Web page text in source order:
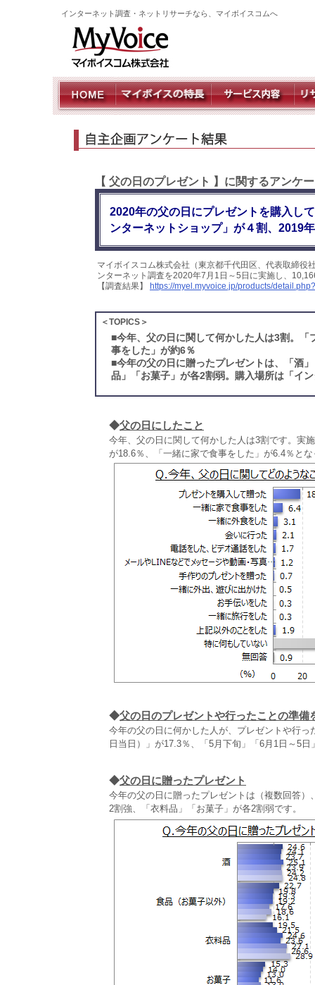
インターネット調査・ネットリサーチなら、マイボイスコムへ
【 父の日のプレゼント 】に関するアンケ
2020年の父の日にプレゼントを購入し
ンターネットショップ」が４割、2019
マイボイスコム株式会社（東京都千代田区、代表取締
ンターネット調査を2020年7月1日～5日に実施し、
【調査結果】
https://myel.myvoice.jp/products/
＜TOPICS＞
■今年、父の日に関して何かした人は3割。
事をした」が約6％
■今年の父の日に贈ったプレゼントは、「酒
品」「お菓子」が各2割弱。購入場所は「イ
◆父の日にしたこと
今年、父の日に関して何かした人は3割です。実
が18.6％、「一緒に家で食事をした」が6.4％と
◆父の日のプレゼントや行ったことの準備
今年の父の日に何かした人が、プレゼントや行
日当日）」が17.3％、「5月下旬」「6月1日～5
◆父の日に贈ったプレゼント
今年の父の日に贈ったプレゼントは（複数回答
2割強、「衣料品」「お菓子」が各2割弱です。